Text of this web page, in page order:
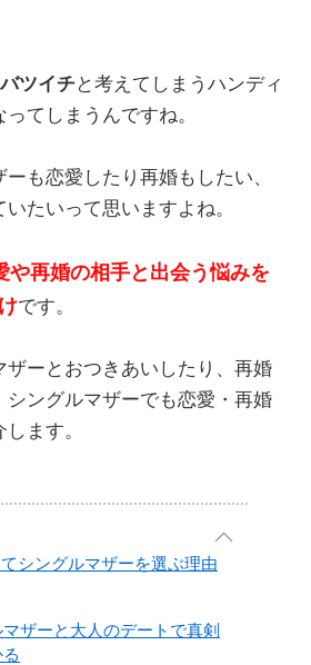
ツイチと考えてしまうハンディ
てしまうんですね。
も恋愛したり再婚もしたい、
たいって思いますよね。
や再婚の相手と出会う悩みを
です。
ザーとおつきあいしたり、再婚
シングルマザーでも恋愛・再婚
ます。
シングルマザーを選ぶ理由
ザーと大人のデートで真剣